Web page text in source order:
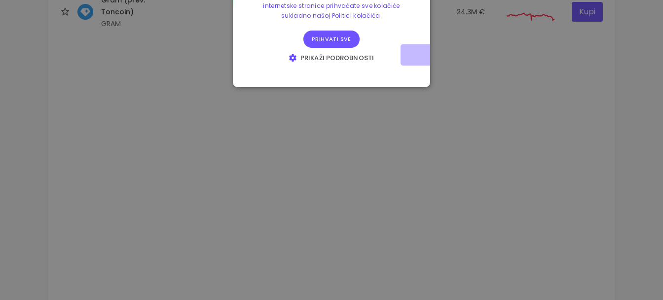
Toncoin)
GRAM
1.160000 € -3.00% 24.3M € Kupi
internetske stranice prihvaćate sve kolačiće
sukladno našoj Politici kolačića.
PRIHVATI SVE
PRIKAŽI PODROBNOSTI